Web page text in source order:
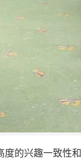
的兴趣一致性